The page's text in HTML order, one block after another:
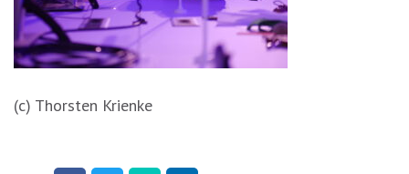
(c) Thorsten Krienke